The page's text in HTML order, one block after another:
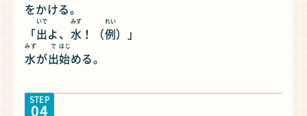
をかける。
「出
いで
よ、 水
みず
！（例
れい
）」
水
みず
が出
で
始
はじ
める。
STEP
04